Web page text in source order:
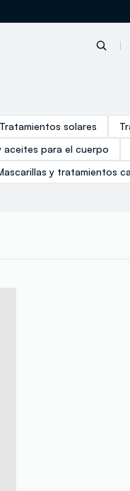
Tratamientos solares
aceites para el cuerpo
y tratamientos